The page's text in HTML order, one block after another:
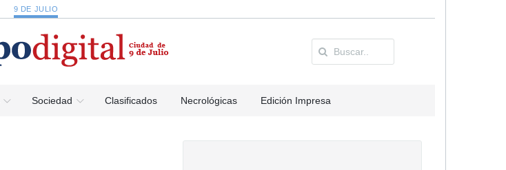
9 DE JULIO
Sociedad Clasificados Necrológicas Edición Impresa